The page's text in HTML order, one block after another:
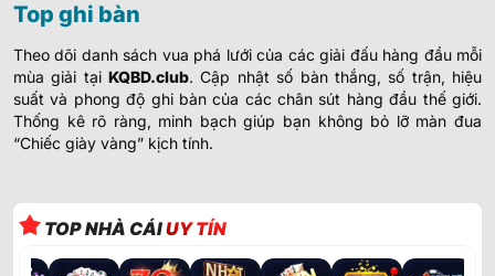
Top ghi bàn
Theo dõi danh sách vua phá lưới của các giải đấu hàng đầu mỗi
mùa giải tạiKQBD.club. Cập nhật số bàn thắng, số trận, hiệu
suất và phong độ ghi bàn của các chân sút hàng đầu thế giới.
Thống kê rõ ràng, minh bạch giúp bạn không bỏ lỡ màn đua
“Chiếc giày vàng” kịch tính.
TOP NHÀ CÁIUY TÍN